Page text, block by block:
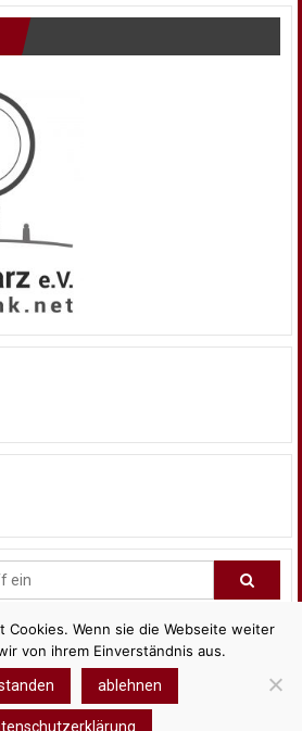
von ThemeGrill. Präsentiert von
Cookies. Wenn sie die Webseite weiter
von ihrem Einverständnis aus.
ablehnen